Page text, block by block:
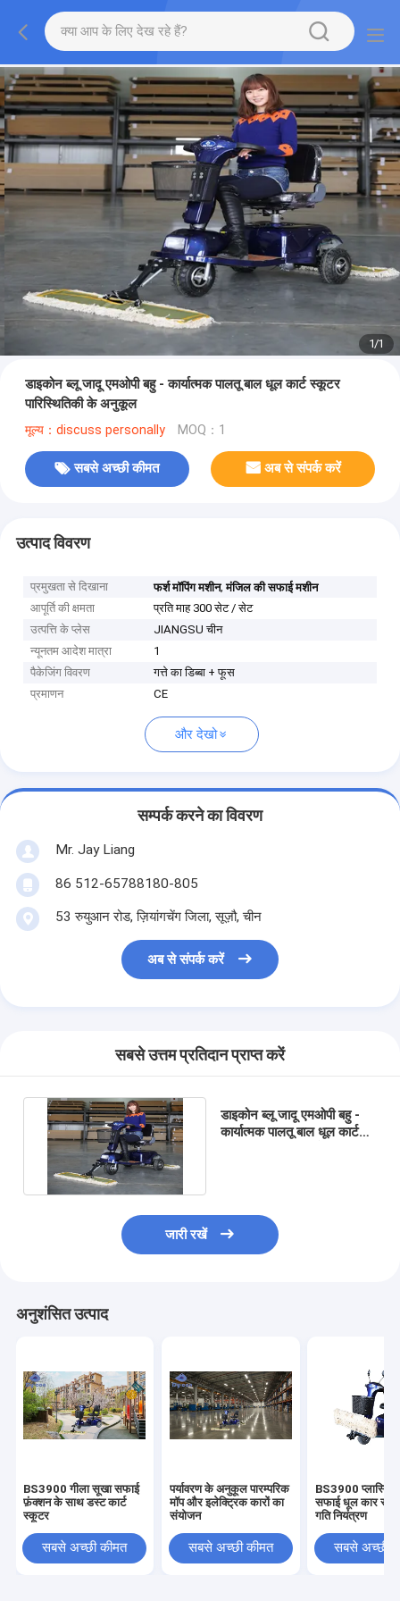
1/1
डाइकोन ब्लू जादू एमओपी बहु - कार्यात्मक पालतू बाल धूल कार्ट स्कूटर
पारिस्थितिकी के अनुकूल
मूल्य：discuss personally MOQ：1
सबसे अच्छी कीमत अब से संपर्क करें
उत्पाद विवरण
प्रमुखता से दिखाना फर्श मॉपिंग मशीन,मंजिल की सफाई मशीन
आपूर्ति की क्षमता
प्रति माह 300 सेट / सेट
उत्पत्ति के प्लेस
JIANGSU चीन
न्यूनतम आदेश मात्रा
1
पैकेजिंग विवरण
गत्ते का डिब्बा + फूस
प्रमाणन
CE
और देखो
सम्पर्क करने का विवरण
Mr. Jay Liang
86 512-65788180-805
53 रुयुआन रोड, ज़ियांगचेंग जिला, सूज़ौ, चीन
अब से संपर्क करें
सबसे उत्तम प्रतिदान प्राप्त करें
डाइकोन ब्लू जादू एमओपी बहु -
कार्यात्मक पालतू बाल धूल कार्ट
जारी रखें
अनुशंसित उत्पाद
BS3900 गीला सूखा सफाई
फ़ंक्शन के साथ डस्ट कार्ट
स्कूटर
सबसे अच्छी कीमत
पर्यावरण के अनुकूल पारम्परिक
मॉप और इलेक्ट्रिक कारों का
संयोजन
सबसे अच्छी कीमत
BS3900 प्लास्टिक
सफाई धूल कार
गति नियंत्रण
सबसे अच्छी